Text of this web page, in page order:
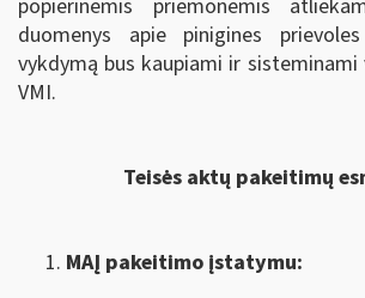
popierinėmis priemonėmis
duomenys apie pinigines
vykdymą bus kaupiami ir
VMI.
Teisės aktų pakeitimų
MAĮ pakeitimo įstatymu: